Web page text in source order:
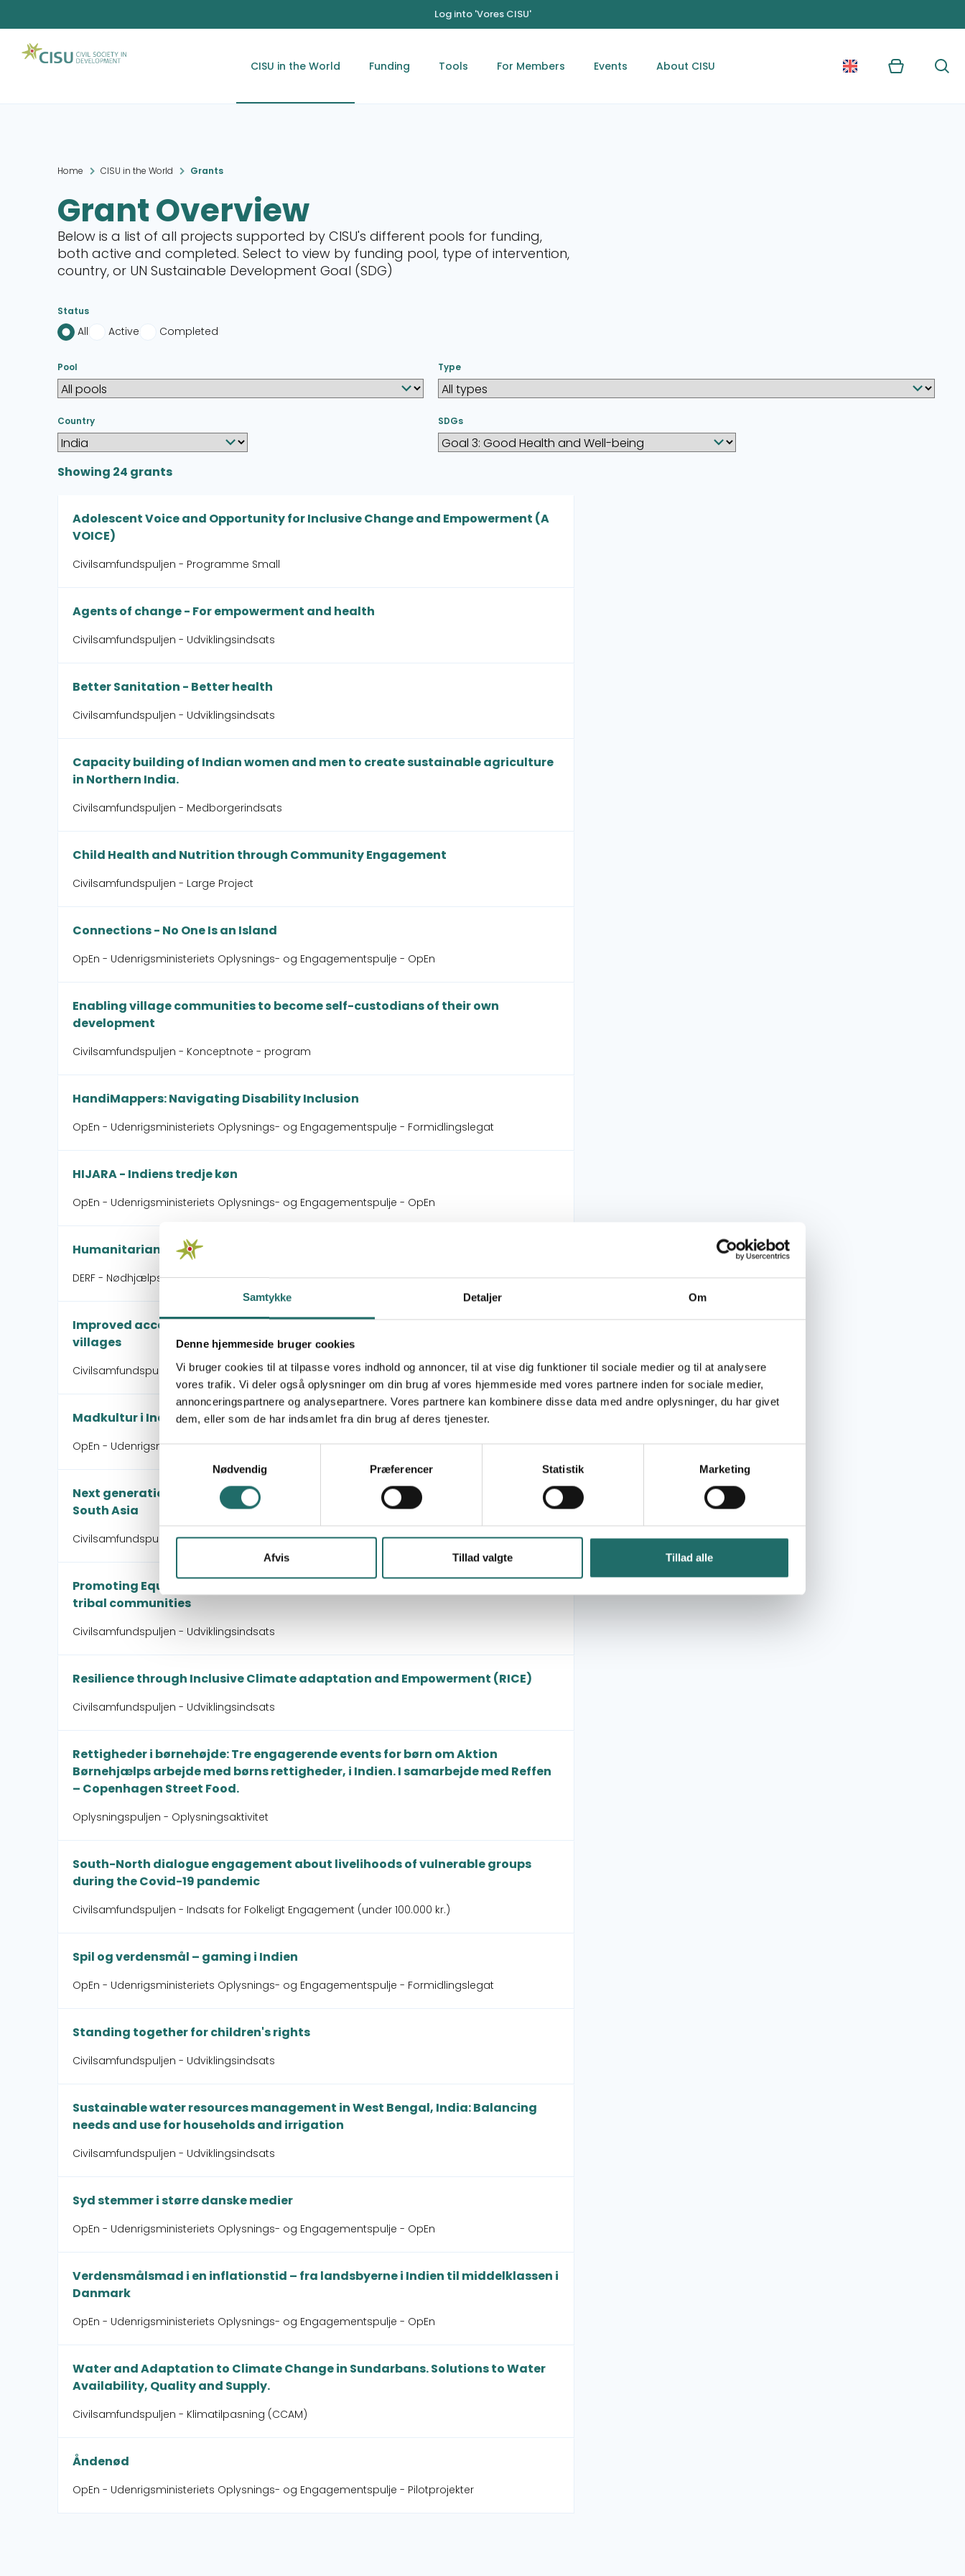
Samtykke Detaljer Om
Denne hjemmeside bruger cookies
Vi bruger cookies til at tilpasse vores indhold og annoncer, til at vise dig funktioner til sociale medier og til at analysere
vores trafik. Vi deler også oplysninger om din brug af vores hjemmeside med vores partnere inden for sociale medier,
annonceringspartnere og analysepartnere. Vores partnere kan kombinere disse data med andre oplysninger, du har givet
dem, eller som de har indsamlet fra din brug af deres tjenester.
Nødvendig
Præferencer Statistik Marketing
Afvis Tillad valgte Tillad alle
Log into 'Vores CISU'
CISU in the World Funding Tools For Members Events About CISU Kurv Søg
Home CISU in the World Grants
Grant Overview
Below is a list of all projects supported by CISU's different pools for funding,
both active and completed. Select to view by funding pool, type of intervention,
country, or UN Sustainable Development Goal (SDG)
Status
All Active Completed
Pool Type
Country SDGs
Showing 24 grants
Adolescent Voice and Opportunity for Inclusive Change and Empowerment (A
VOICE)
Civilsamfundspuljen - Programme Small
Agents of change - For empowerment and health
Civilsamfundspuljen - Udviklingsindsats
Better Sanitation - Better health
Civilsamfundspuljen - Udviklingsindsats
Capacity building of Indian women and men to create sustainable agriculture
in Northern India.
Civilsamfundspuljen - Medborgerindsats
Child Health and Nutrition through Community Engagement
Civilsamfundspuljen - Large Project
Connections - No One Is an Island
OpEn - Udenrigsministeriets Oplysnings- og Engagementspulje - OpEn
Enabling village communities to become self-custodians of their own
development
Civilsamfundspuljen - Konceptnote - program
HandiMappers: Navigating Disability Inclusion
OpEn - Udenrigsministeriets Oplysnings- og Engagementspulje - Formidlingslegat
HIJARA - Indiens tredje køn
OpEn - Udenrigsministeriets Oplysnings- og Engagementspulje - OpEn
Humanitarian Intervention Cyclone Gaja, Tamil Nadu India
DERF - Nødhjælpspuljen - Cyclone Gaja in Tamil Nadu, India (Modality 2)
Improved access to water, sanitation, and hygiene for children in schools and
villages
Civilsamfundspuljen - Support for application process
Madkultur i Indien
OpEn - Udenrigsministeriets Oplysnings- og Engagementspulje - Formidlingslegat
Next generation low carbon, climate resilient Eco-Village Development in
South Asia
Civilsamfundspuljen - Udviklingsindsats
Promoting Equal Rights to Childhood Care & Education amongst Roma- and
tribal communities
Civilsamfundspuljen - Udviklingsindsats
Resilience through Inclusive Climate adaptation and Empowerment (RICE)
Civilsamfundspuljen - Udviklingsindsats
Rettigheder i børnehøjde: Tre engagerende events for børn om Aktion
Børnehjælps arbejde med børns rettigheder, i Indien. I samarbejde med Reffen
– Copenhagen Street Food.
Oplysningspuljen - Oplysningsaktivitet
South-North dialogue engagement about livelihoods of vulnerable groups
during the Covid-19 pandemic
Civilsamfundspuljen - Indsats for Folkeligt Engagement (under 100.000 kr.)
Spil og verdensmål – gaming i Indien
OpEn - Udenrigsministeriets Oplysnings- og Engagementspulje - Formidlingslegat
Standing together for children's rights
Civilsamfundspuljen - Udviklingsindsats
Sustainable water resources management in West Bengal, India: Balancing
needs and use for households and irrigation
Civilsamfundspuljen - Udviklingsindsats
Syd stemmer i større danske medier
OpEn - Udenrigsministeriets Oplysnings- og Engagementspulje - OpEn
Verdensmålsmad i en inflationstid – fra landsbyerne i Indien til middelklassen i
Danmark
OpEn - Udenrigsministeriets Oplysnings- og Engagementspulje - OpEn
Water and Adaptation to Climate Change in Sundarbans. Solutions to Water
Availability, Quality and Supply.
Civilsamfundspuljen - Klimatilpasning (CCAM)
Åndenød
OpEn - Udenrigsministeriets Oplysnings- og Engagementspulje - Pilotprojekter